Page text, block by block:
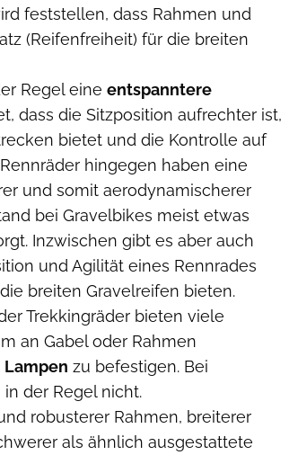
feststellen, dass Rahmen und
(Reifenfreiheit) für die breiten
Regel eine entspanntere
dass die Sitzposition aufrechter ist,
bietet und die Kontrolle auf
hingegen haben eine
und somit aerodynamischerer
bei Gravelbikes meist etwas
Inzwischen gibt es aber auch
und Agilität eines Rennrades
breiten Gravelreifen bieten.
Trekkingräder bieten viele
an Gabel oder Rahmen
Lampen zu befestigen. Bei
der Regel nicht.
robusterer Rahmen, breiterer
als ähnlich ausgestattete